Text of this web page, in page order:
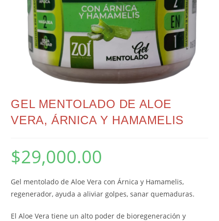
GEL MENTOLADO DE ALOE
VERA, ÁRNICA Y HAMAMELIS
$29,000.00
Gel mentolado de Aloe Vera con Árnica y Hamamelis,
regenerador, ayuda a aliviar golpes, sanar quemaduras.
El Aloe Vera tiene un alto poder de bioregeneración y